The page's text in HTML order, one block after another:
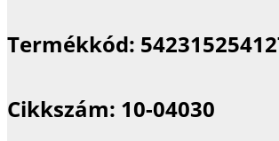
Termékkód:
Cikkszám: 10-04030